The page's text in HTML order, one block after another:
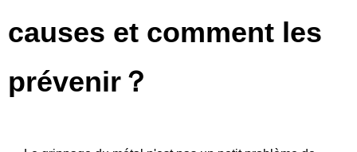
causes et comment les
prévenir？